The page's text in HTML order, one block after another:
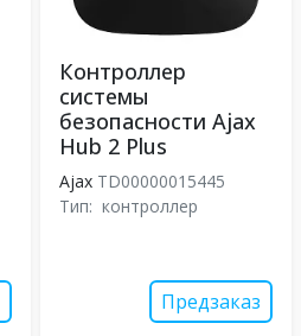
Контроллер
системы
безопасности Ajax
Hub 2 Plus
Ajax TD00000015445
Тип: контроллер
Предзаказ